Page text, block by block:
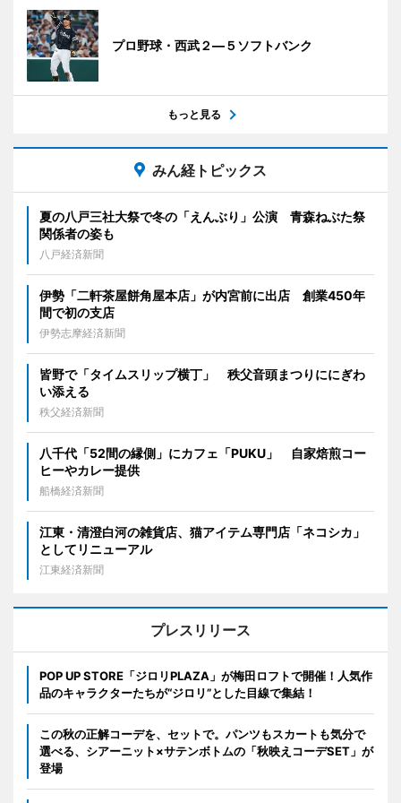
プロ野球・西武２―５ソフトバンク
もっと見る
みん経トピックス
夏の八戸三社大祭で冬の「えんぶり」公演 青森ねぶた祭
関係者の姿も
八戸経済新聞
伊勢「二軒茶屋餅角屋本店」が内宮前に出店 創業450年
間で初の支店
伊勢志摩経済新聞
皆野で「タイムスリップ横丁」 秩父音頭まつりににぎわ
い添える
秩父経済新聞
八千代「52間の縁側」にカフェ「PUKU」 自家焙煎コー
ヒーやカレー提供
船橋経済新聞
江東・清澄白河の雑貨店、猫アイテム専門店「ネコシカ」
としてリニューアル
江東経済新聞
プレスリリース
POP UP STORE「ジロリPLAZA」が梅田ロフトで開催！人気作
品のキャラクターたちが“ジロリ”とした目線で集結！
この秋の正解コーデを、セットで。パンツもスカートも気分で
選べる、シアーニット×サテンボトムの「秋映えコーデSET」が
登場